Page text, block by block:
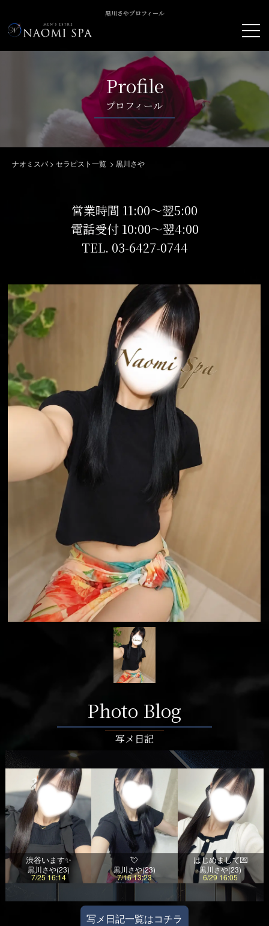
黒川さやプロフィール
Profile
プロフィール
ナオミスパ > セラピスト一覧 > 黒川さや
営業時間 11:00～翌5:00
電話受付 10:00～翌4:00
TEL. 03-6427-0744
Photo Blog
写メ日記
渋谷います✨
黒川さや(23)
7/25 16:14
💘
黒川さや(23)
7/16 13:23
はじめまして💌
黒川さや(23)
6/29 16:05
写メ日記一覧はコチラ